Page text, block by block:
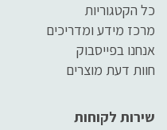
כל הקטגוריות
מרכז מידע ומדריכים
אנחנו בפייסבוק
חוות דעת מוצרים
שירות לקוחות